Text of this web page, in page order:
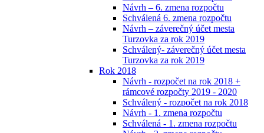
Návrh – 6. zmena rozpočtu
Schválená 6. zmena rozpočtu
Návrh – záverečný účet mesta
Turzovka za rok 2019
Schválený- záverečný účet mesta
Turzovka za rok 2019
Rok 2018
Návrh - rozpočet na rok 2018 +
rámcové rozpočty 2019 - 2020
Schválený - rozpočet na rok 2018
Návrh - 1. zmena rozpočtu
Schválená - 1. zmena rozpočtu